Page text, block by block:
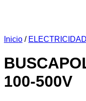
Inicio / ELECTRICIDAD
100-500V